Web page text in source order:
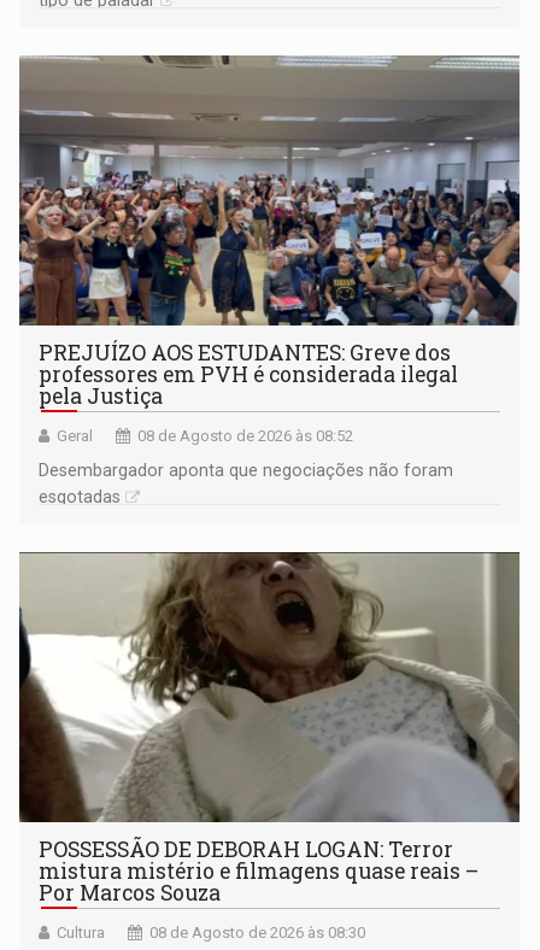
PREJUÍZO AOS ESTUDANTES: Greve dos
professores em PVH é considerada ilegal
pela Justiça
Geral 08 de Agosto de 2026 às 08:52
Desembargador aponta que negociações não foram
esgotadas
POSSESSÃO DE DEBORAH LOGAN: Terror
mistura mistério e filmagens quase reais –
Por Marcos Souza
Cultura 08 de Agosto de 2026 às 08:30